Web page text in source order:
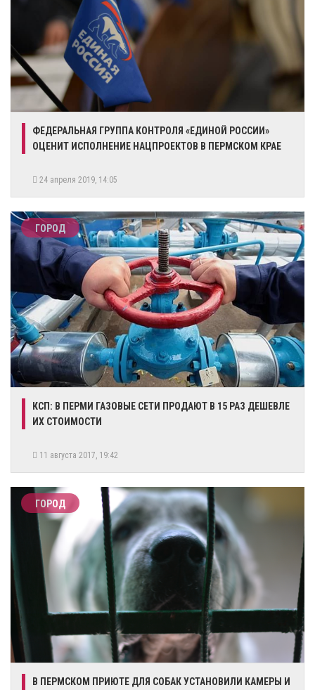
​ФЕДЕРАЛЬНАЯ ГРУППА КОНТРОЛЯ «ЕДИНОЙ РОССИИ»
ОЦЕНИТ ИСПОЛНЕНИЕ НАЦПРОЕКТОВ В ПЕРМСКОМ КРАЕ
24 апреля 2019, 14:05
ГОРОД
КСП: В ПЕРМИ ГАЗОВЫЕ СЕТИ ПРОДАЮТ В 15 РАЗ ДЕШЕВЛЕ
ИХ СТОИМОСТИ
11 августа 2017, 19:42
ГОРОД
В ПЕРМСКОМ ПРИЮТЕ ДЛЯ СОБАК УСТАНОВИЛИ КАМЕРЫ И